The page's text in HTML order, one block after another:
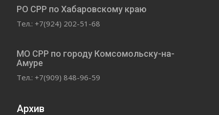
РО СРР по Хабаровскому краю
Тел.: +7(924) 202-51-68
МО СРР по городу Комсомольску-на-
Амуре
Тел.: +7(909) 848-96-59
Архив